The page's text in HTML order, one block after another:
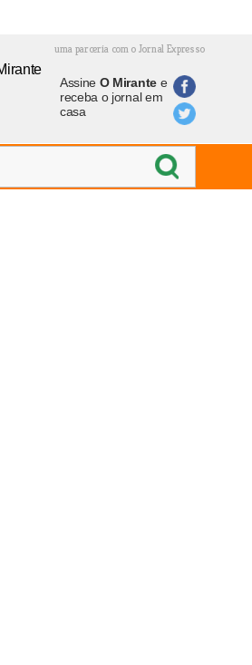
uma parceria com o Jornal Expresso
Assine O Mirantee
receba o jornal em
casa